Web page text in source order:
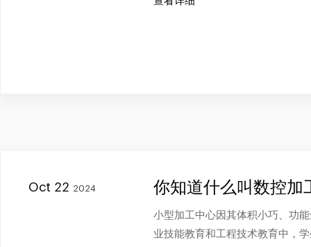
Oct 22 2024 你知道什么叫数控加
小型加工中心因其体积小巧、功
业技能教育和工程技术教育中，